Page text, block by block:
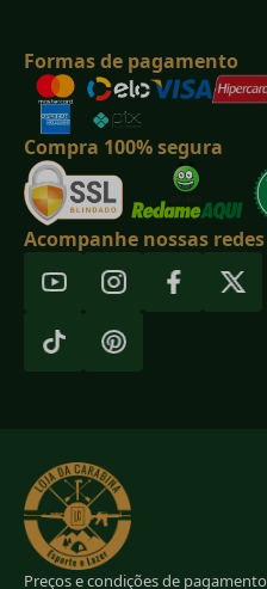
Formas de pagamento
Compra 100% segura
Acompanhe nossas
Preços e condições de